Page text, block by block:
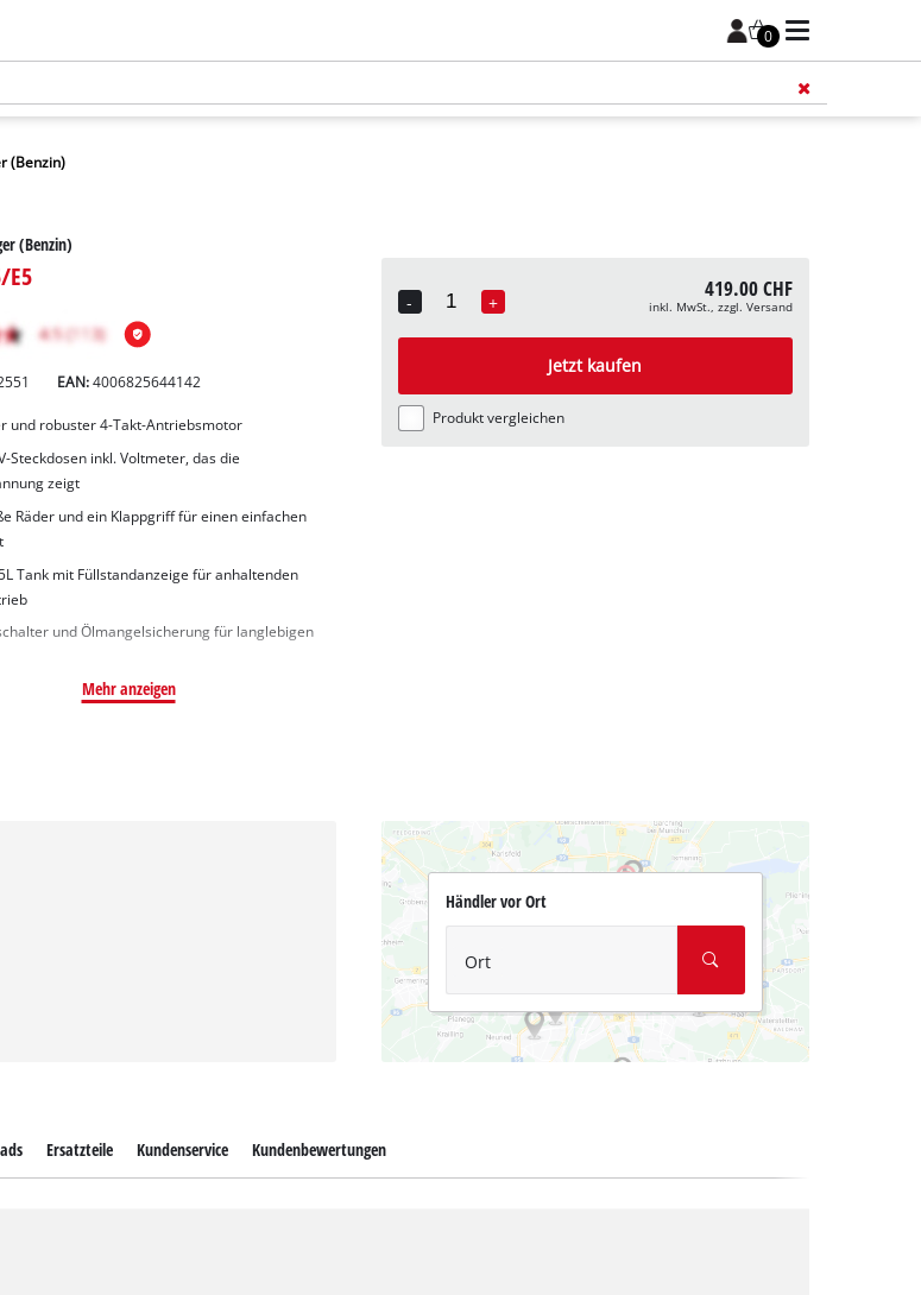
0
(Benzin)
(Benzin)
E5
EAN:4006825644142
und robuster 4-Takt-Antriebsmotor
Steckdosen inkl. Voltmeter, das die
zeigt
Räder und ein Klappgriff für einen einfachen
Tank mit Füllstandanzeige für anhaltenden
und Ölmangelsicherung für langlebigen
Mehr anzeigen
-
Quantity
+ 419.00 CHF
inkl. MwSt., zzgl. Versand
Jetzt kaufen
Produkt vergleichen
Händler vor Ort
Ort
Ersatzteile Kundenservice Kundenbewertungen